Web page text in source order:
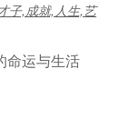
子,成就,人生,艺